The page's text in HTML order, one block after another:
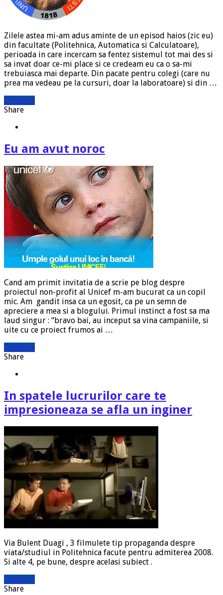
Zilele astea mi-am adus aminte de un episod haios (zic eu)
din facultate (Politehnica, Automatica si Calculatoare),
perioada in care incercam sa fentez sistemul tot mai des si
sa invat doar ce-mi place si ce credeam eu ca o sa-mi
trebuiasca mai departe. Din pacate pentru colegi (care nu
prea ma vedeau pe la cursuri, doar la laboratoare) si din …
Citeste »
Share
Eu am avut noroc
Cand am primit invitatia de a scrie pe blog despre
proiectul non-profit al Unicef m-am bucurat ca un copil
mic. Am gandit insa ca un egosit, ca pe un semn de
apreciere a mea si a blogului. Primul instinct a fost sa ma
laud singur : “bravo bai, au inceput sa vina campaniile, si
uite cu ce proiect frumos ai …
Citeste »
Share
In spatele lucrurilor care te
impresioneaza se afla un inginer
Via Bulent Duagi , 3 filmulete tip propaganda despre
viata/studiul in Politehnica facute pentru admiterea 2008.
Si alte 4, pe bune, despre acelasi subiect .
Citeste »
Share